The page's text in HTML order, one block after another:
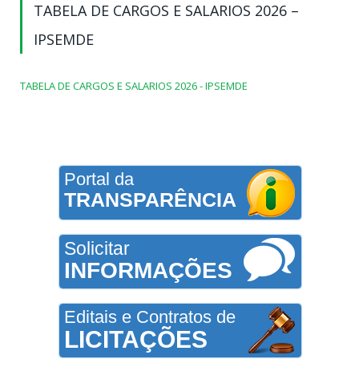
TABELA DE CARGOS E SALARIOS 2026 –
IPSEMDE
TABELA DE CARGOS E SALARIOS 2026 - IPSEMDE
Portal da
TRANSPARÊNCIA
Solicitar
INFORMAÇÕES
Editais e Contratos de
LICITAÇÕES